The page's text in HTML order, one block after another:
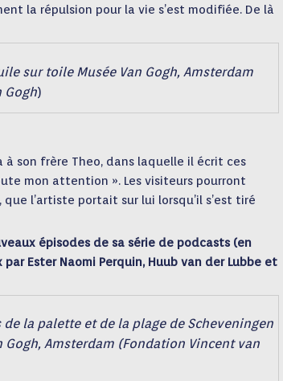
la répulsion pour la vie s’est modifiée. De là
sur toile Musée Van Gogh, Amsterdam
Gogh)
son frère Theo, dans laquelle il écrit ces
mon attention ». Les visiteurs pourront
l’artiste portait sur lui lorsqu’il s’est tiré
épisodes de sa série de podcasts (en
Ester Naomi Perquin, Huub van der Lubbe et
la palette et de la plage de Scheveningen
Gogh, Amsterdam (Fondation Vincent van